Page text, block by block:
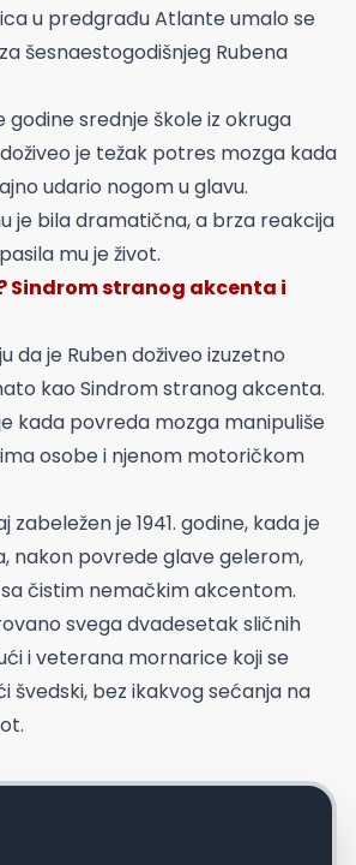
u predgrađu Atlante umalo se
šesnaestogodišnjeg Rubena
godine srednje škole iz okruga
je težak potres mozga kada
udario nogom u glavu.
je bila dramatična, a brza reakcija
mu je život.
Sindrom stranog akcenta i
da je Ruben doživeo izuzetno
kao Sindrom stranog akcenta.
kada povreda mozga manipuliše
osobe i njenom motoričkom
zabeležen je 1941. godine, kada je
nakon povrede glave gelerom,
čistim nemačkim akcentom.
svega dvadesetak sličnih
i veterana mornarice koji se
švedski, bez ikakvog sećanja na